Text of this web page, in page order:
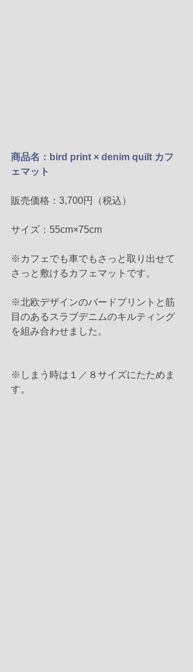
商品名：bird print × denim quilt カフ
ェマット
販売価格：3,700円（税込）
サイズ：55cm×75cm
※カフェでも車でもさっと取り出せて
さっと敷けるカフェマットです。
※北欧デザインのバードプリントと筋
目のあるスラブデニムのキルティング
を組み合わせました。
※しまう時は１／８サイズにたためま
す。